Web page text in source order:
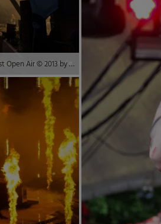
LORELEY, GERMANY – June 21, 2013 – down at the Metalfest Open Air © 2013 by Marc Oliver John | marcjohn.de – Alle Rechte vorbehalten, Keine Veröffentlichung ohne Genehmigung – All rights reserved, no publishing without permission.